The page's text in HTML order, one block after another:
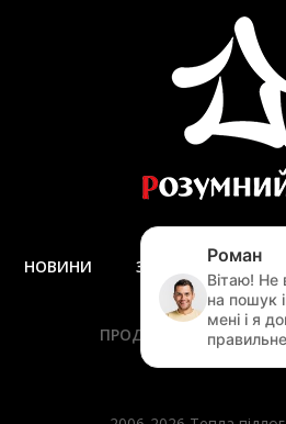
НОВИНИ ЗАПИТАННЯ ТА
ЗАМІР
ПРОДУКЦІЯ
Роман
Вітаю! Не
на пошук
мені і я